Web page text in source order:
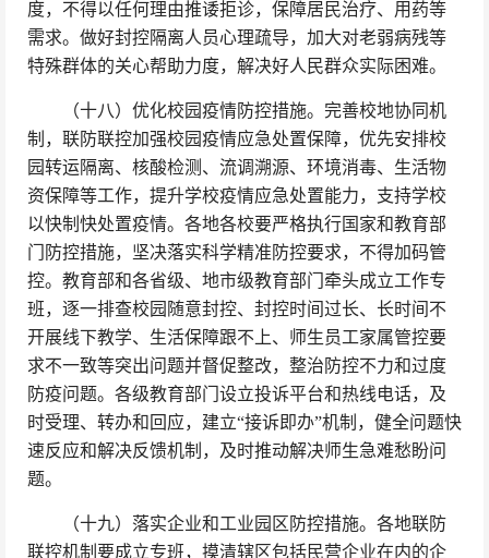
度，不得以任何理由推诿拒诊，保障居民治疗、用药等
需求。做好封控隔离人员心理疏导，加大对老弱病残等
特殊群体的关心帮助力度，解决好人民群众实际困难。
（十八）优化校园疫情防控措施。完善校地协同机
制，联防联控加强校园疫情应急处置保障，优先安排校
园转运隔离、核酸检测、流调溯源、环境消毒、生活物
资保障等工作，提升学校疫情应急处置能力，支持学校
以快制快处置疫情。各地各校要严格执行国家和教育部
门防控措施，坚决落实科学精准防控要求，不得加码管
控。教育部和各省级、地市级教育部门牵头成立工作专
班，逐一排查校园随意封控、封控时间过长、长时间不
开展线下教学、生活保障跟不上、师生员工家属管控要
求不一致等突出问题并督促整改，整治防控不力和过度
防疫问题。各级教育部门设立投诉平台和热线电话，及
时受理、转办和回应，建立“接诉即办”机制，健全问题快
速反应和解决反馈机制，及时推动解决师生急难愁盼问
题。
（十九）落实企业和工业园区防控措施。各地联防
联控机制要成立专班，摸清辖区包括民营企业在内的企